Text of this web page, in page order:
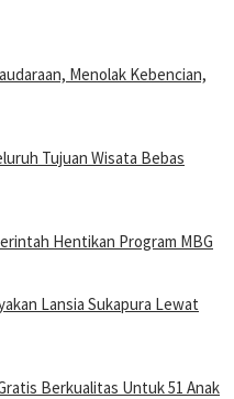
Menolak Kebencian,
Tujuan Wisata Bebas
Hentikan Program MBG
Lansia Sukapura Lewat
Berkualitas Untuk 51 Anak